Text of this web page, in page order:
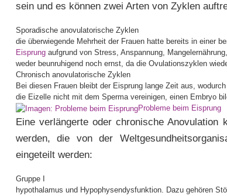
sein und es können zwei Arten von Zyklen
Sporadische anovulatorische Zyklen
die überwiegende Mehrheit der Frauen hatte bereits in einer
Eisprung aufgrund von Stress, Anspannung,
weder beunruhigend noch ernst, da die Ovulationszyklen
Chronisch anovulatorische Zyklen
Bei diesen Frauen bleibt der Eisprung lange Zeit aus,
die Eizelle nicht mit dem Sperma vereinigen, einen Embryo
Probleme beim Eisprung
Eine verlängerte oder chronische Anovulation
werden, die von der
eingeteilt werden:
Gruppe I
hypothalamus und Hypophysendysfunktion. Dazu gehören